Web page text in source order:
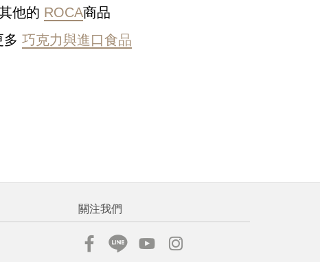
流程說
他的 ROCA商品
多 巧克力與進口食品
關注我們